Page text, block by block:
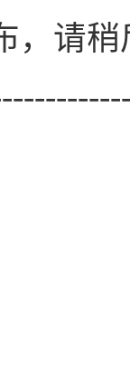
，请稍